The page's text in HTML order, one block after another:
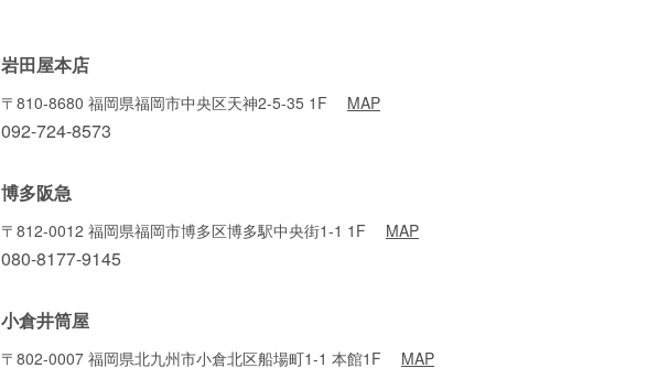
岩田屋本店
〒810-8680 福岡県福岡市中央区天神2-5-35 1F MAP
092-724-8573
博多阪急
〒812-0012 福岡県福岡市博多区博多駅中央街1-1 1F MAP
080-8177-9145
小倉井筒屋
〒802-0007 福岡県北九州市小倉北区船場町1-1 本館1F MAP